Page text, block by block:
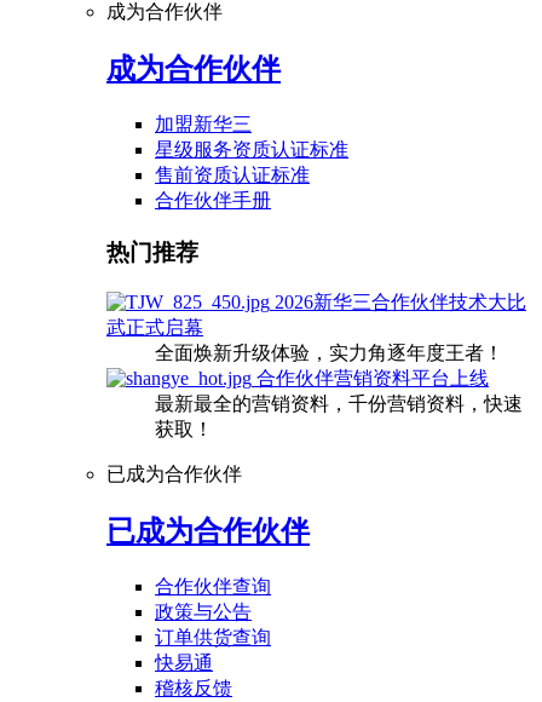
成为合作伙伴
成为合作伙伴
加盟新华三
星级服务资质认证标准
售前资质认证标准
合作伙伴手册
热门推荐
2026新华三合作伙伴技术大比
武正式启幕
全面焕新升级体验，实力角逐年度王者！
合作伙伴营销资料平台上线
最新最全的营销资料，千份营销资料，快速
获取！
已成为合作伙伴
已成为合作伙伴
合作伙伴查询
政策与公告
订单供货查询
快易通
稽核反馈